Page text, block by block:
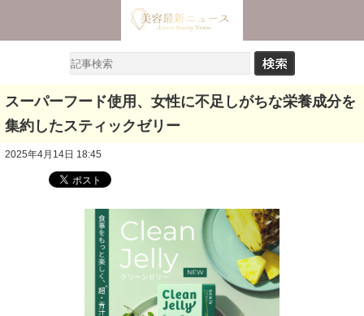
スーパーフード使用、女性に不足しがちな栄養成分を
集約したスティックゼリー
2025年4月14日 18:45